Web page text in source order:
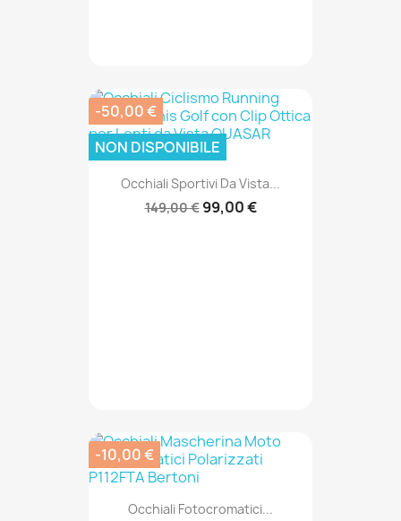
Occhiali Sportivi Da Vista...
149,00 € 99,00 €
-50,00 €
NON DISPONIBILE
Occhiali Fotocromatici...
-10,00 €